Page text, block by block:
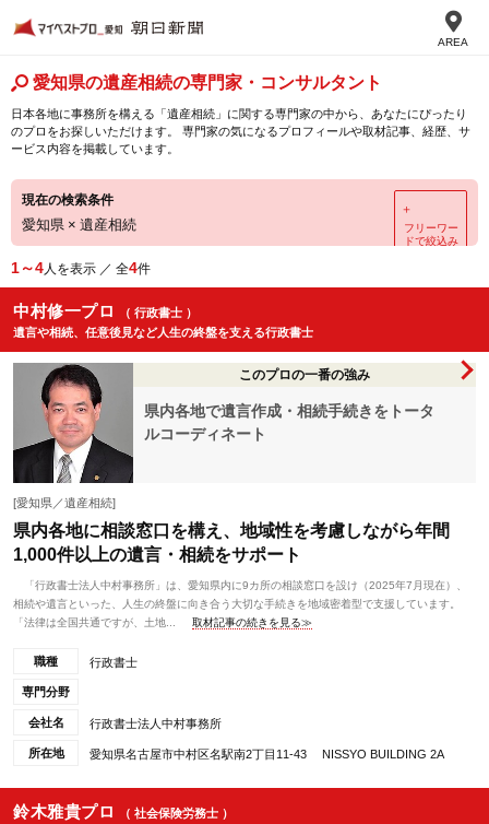
AREA
愛知県の遺産相続の専門家・コンサルタント
日本各地に事務所を構える「遺産相続」に関する専門家の中から、あなたにぴったり
のプロをお探しいただけます。 専門家の気になるプロフィールや取材記事、経歴、サ
ービス内容を掲載しています。
現在の検索条件
愛知県 × 遺産相続
＋
フリーワー
ドで絞込み
1～4人を表示 ／ 全4件
中村修一プロ
（ 行政書士 ）
遺言や相続、任意後見など人生の終盤を支える行政書士
このプロの一番の強み
県内各地で遺言作成・相続手続きをトータ
ルコーディネート
[愛知県／遺産相続]
県内各地に相談窓口を構え、地域性を考慮しながら年間
1,000件以上の遺言・相続をサポート
「行政書士法人中村事務所」は、愛知県内に9カ所の相談窓口を設け（2025年7月現在）、
相続や遺言といった、人生の終盤に向き合う大切な手続きを地域密着型で支援しています。
「法律は全国共通ですが、土地...
取材記事の続きを見る≫
職種 行政書士
専門分野
会社名 行政書士法人中村事務所
所在地 愛知県名古屋市中村区名駅南2丁目11-43 NISSYO BUILDING 2A
鈴木雅貴プロ
（ 社会保険労務士 ）